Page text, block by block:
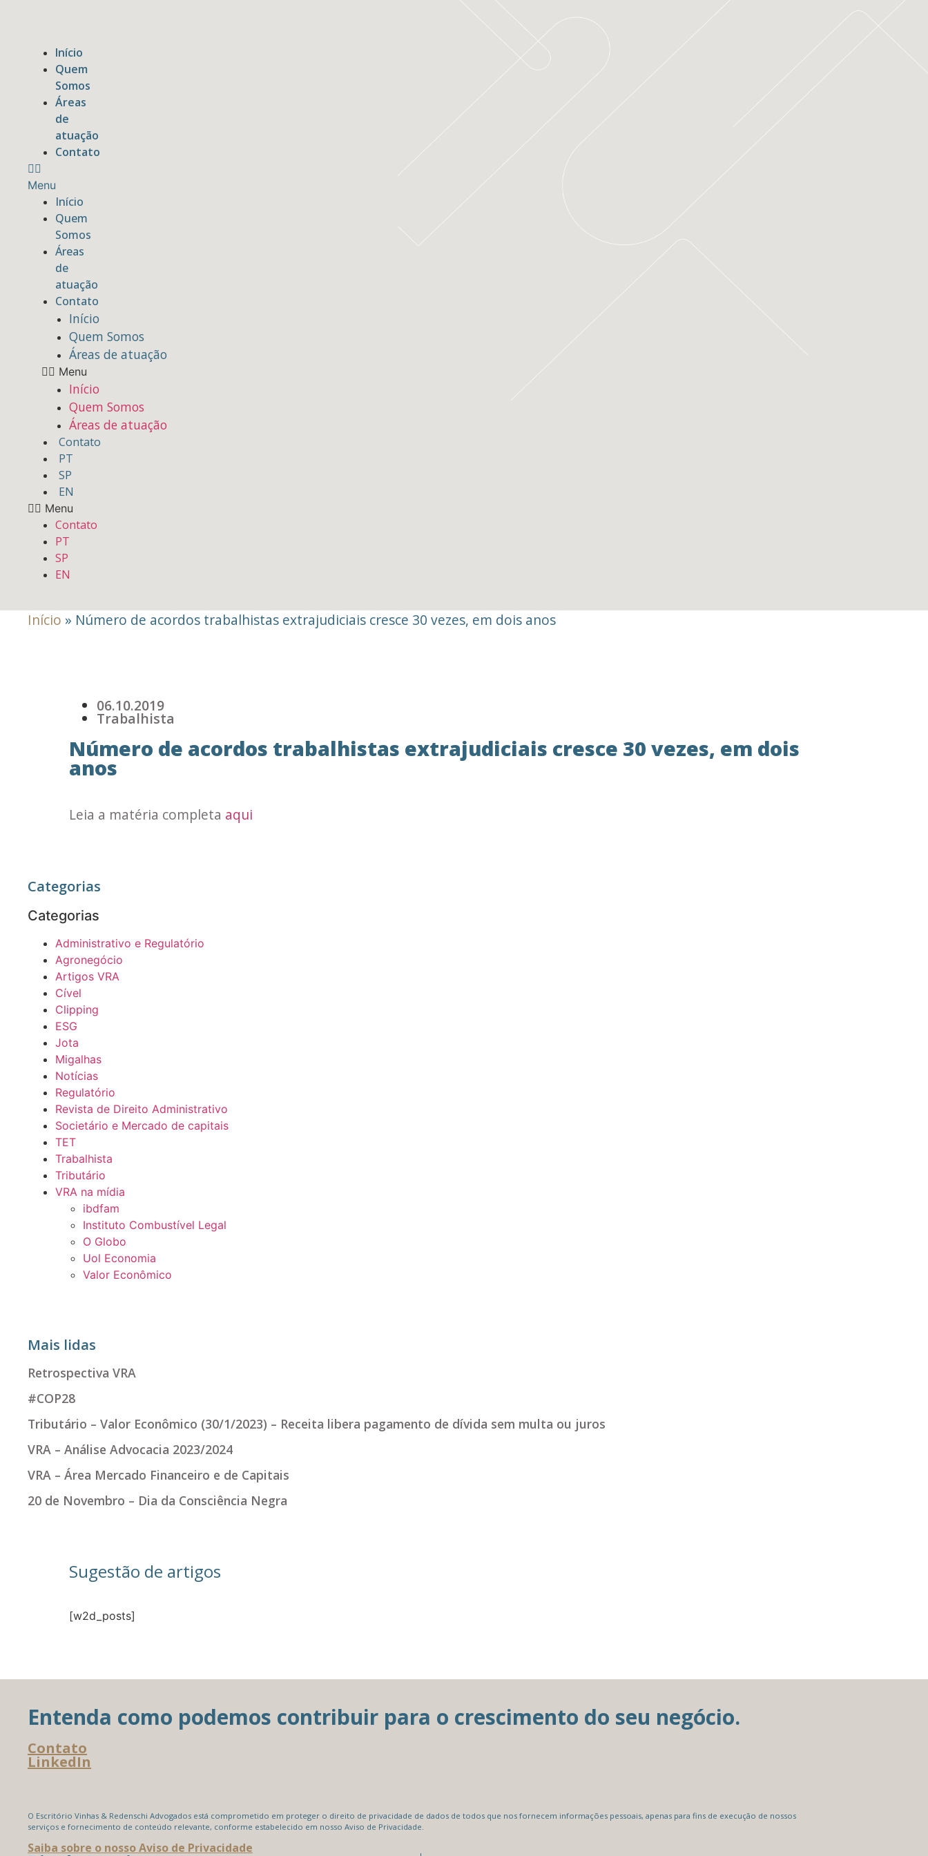
conteúdo
Início
Quem
Somos
Áreas
de
atuação
Contato
Menu
Início
Quem
Somos
Áreas
de
atuação
Contato
Início
Quem Somos
Áreas de atuação
Menu
Início
Quem Somos
Áreas de atuação
Contato
PT
SP
EN
Menu
Contato
PT
SP
EN
Início » Número de acordos trabalhistas extrajudiciais cresce 30 vezes, em dois anos
06.10.2019
Trabalhista
Número de acordos trabalhistas extrajudiciais cresce 30 vezes, em dois
anos
Leia a matéria completa aqui
Categorias
Categorias
Administrativo e Regulatório
Agronegócio
Artigos VRA
Cível
Clipping
ESG
Jota
Migalhas
Notícias
Regulatório
Revista de Direito Administrativo
Societário e Mercado de capitais
TET
Trabalhista
Tributário
VRA na mídia
ibdfam
Instituto Combustível Legal
O Globo
Uol Economia
Valor Econômico
Mais lidas
Retrospectiva VRA
#COP28
Tributário – Valor Econômico (30/1/2023) – Receita libera pagamento de dívida sem multa ou juros
VRA – Análise Advocacia 2023/2024
VRA – Área Mercado Financeiro e de Capitais
20 de Novembro – Dia da Consciência Negra
Sugestão de artigos
[w2d_posts]
Entenda como podemos contribuir para o crescimento do seu negócio.
Contato
LinkedIn
O Escritório Vinhas & Redenschi Advogados está comprometido em proteger o direito de privacidade de dados de todos que nos fornecem informações pessoais, apenas para fins de execução de nossos
serviços e fornecimento de conteúdo relevante, conforme estabelecido em nosso Aviso de Privacidade.
Saiba sobre o nosso Aviso de Privacidade